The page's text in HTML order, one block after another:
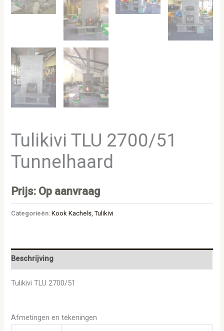
Tulikivi TLU 2700/51
Tunnelhaard
Prijs: Op aanvraag
Categorieën:Kook Kachels ,Tulikivi
Beschrijving
Tulikivi TLU 2700/51
Afmetingen en tekeningen